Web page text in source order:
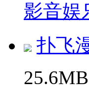
影音娱
扑飞
25.6MB